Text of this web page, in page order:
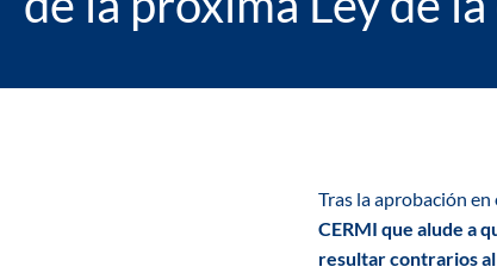
Tras la aprobación
CERMI que alude a
resultar contrarios